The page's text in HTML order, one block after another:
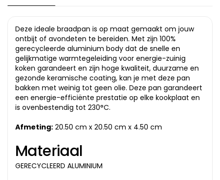
Deze ideale braadpan is op maat gemaakt om jouw
ontbijt of avondeten te bereiden. Met zijn 100%
gerecycleerde aluminium body dat de snelle en
gelijkmatige warmtegeleiding voor energie-zuinig
koken garandeert en zijn hoge kwaliteit, duurzame en
gezonde keramische coating, kan je met deze pan
bakken met weinig tot geen olie. Deze pan garandeert
een energie-efficiënte prestatie op elke kookplaat en
is ovenbestendig tot 230°C.
Afmeting: 20.50 cm x 20.50 cm x 4.50 cm
Materiaal
GERECYCLEERD ALUMINIUM